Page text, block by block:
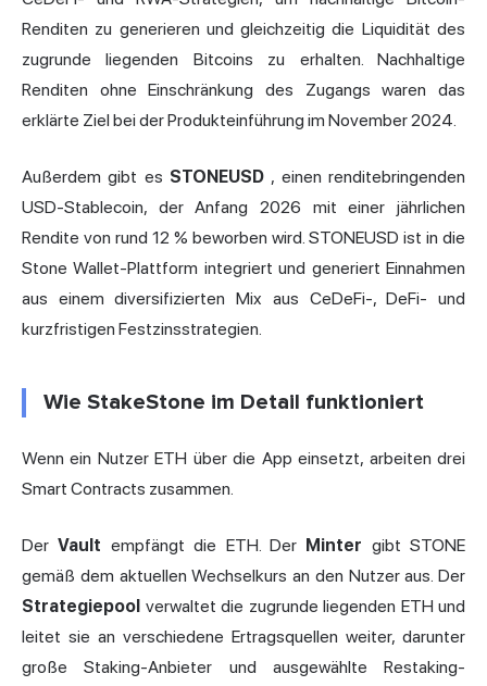
Renditen zu generieren und gleichzeitig die Liquidität des
zugrunde liegenden Bitcoins zu erhalten. Nachhaltige
Renditen ohne Einschränkung des Zugangs waren das
erklärte Ziel bei der Produkteinführung im November 2024.
Außerdem gibt es STONEUSD , einen renditebringenden
USD-Stablecoin, der Anfang 2026 mit einer jährlichen
Rendite von rund 12 % beworben wird. STONEUSD ist in die
Stone Wallet-Plattform integriert und generiert Einnahmen
aus einem diversifizierten Mix aus CeDeFi-, DeFi- und
kurzfristigen Festzinsstrategien.
Wie StakeStone im Detail funktioniert
Wenn ein Nutzer ETH über die App einsetzt, arbeiten drei
Smart Contracts zusammen.
DerVault empfängt die ETH. Der Minter gibt STONE
gemäß dem aktuellen Wechselkurs an den Nutzer aus. Der
Strategiepool verwaltet die zugrunde liegenden ETH und
leitet sie an verschiedene Ertragsquellen weiter, darunter
große Staking-Anbieter und ausgewählte Restaking-